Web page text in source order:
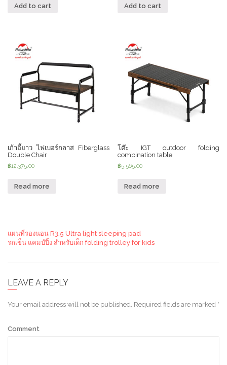
Add to cart Add to cart
เก้าอี้ยาว ไฟเบอร์กลาส Fiberglass
Double Chair
฿12,375.00
Read more
โต๊ะ IGT outdoor folding
combination table
฿5,565.00
Read more
แผ่นที่รองนอน R3.5 Ultra light sleeping pad
รถเข็น แคมป์ปิ้ง สำหรับเด็ก folding trolley for kids
LEAVE A REPLY
Your email address will not be published. Required fields are marked *
Comment